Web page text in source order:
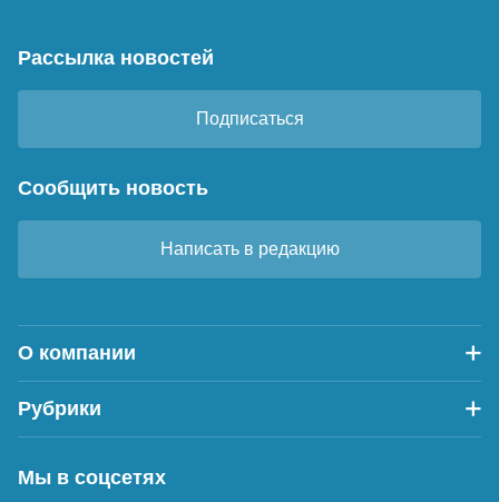
Рассылка новостей
Подписаться
Сообщить новость
Написать в редакцию
О компании
Рубрики
Мы в соцсетях